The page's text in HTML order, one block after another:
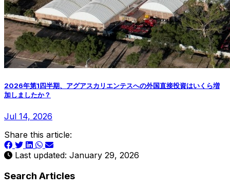
2026年第1四半期、アグアスカリエンテスへの外国直接投資はいくら増
加しましたか？
Jul 14, 2026
Share this article:
Last updated: January 29, 2026
Search Articles